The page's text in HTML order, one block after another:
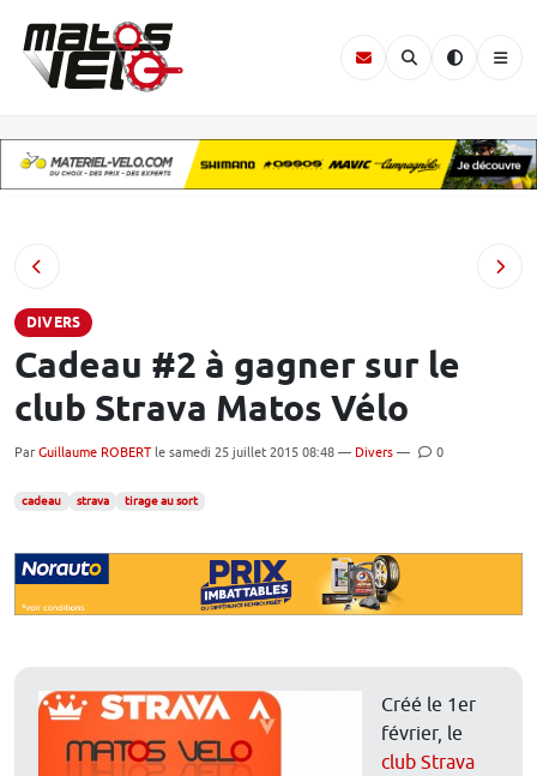
DIVERS
Cadeau #2 à gagner sur le
club Strava Matos Vélo
Par Guillaume ROBERT le samedi 25 juillet 2015 08:48 — Divers — 0
cadeau strava tirage au sort
Créé le 1er
février, le
club Strava